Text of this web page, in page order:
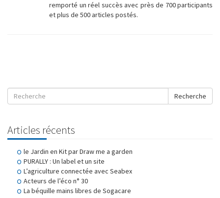
remporté un réel succès avec près de 700 participants
et plus de 500 articles postés.
Recherche
Articles récents
le Jardin en Kit par Draw me a garden
PURALLY : Un label et un site
L’agriculture connectée avec Seabex
Acteurs de l’éco n° 30
La béquille mains libres de Sogacare